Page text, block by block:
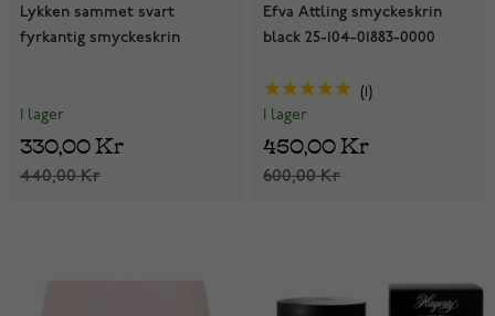
Lykken sammet svart
fyrkantig smyckeskrin
I lager
440,00 Kr
330,00 Kr
Efva Attling smyckeskrin
black 25-104-01883-0000
I lager
600,00 Kr
450,00 Kr